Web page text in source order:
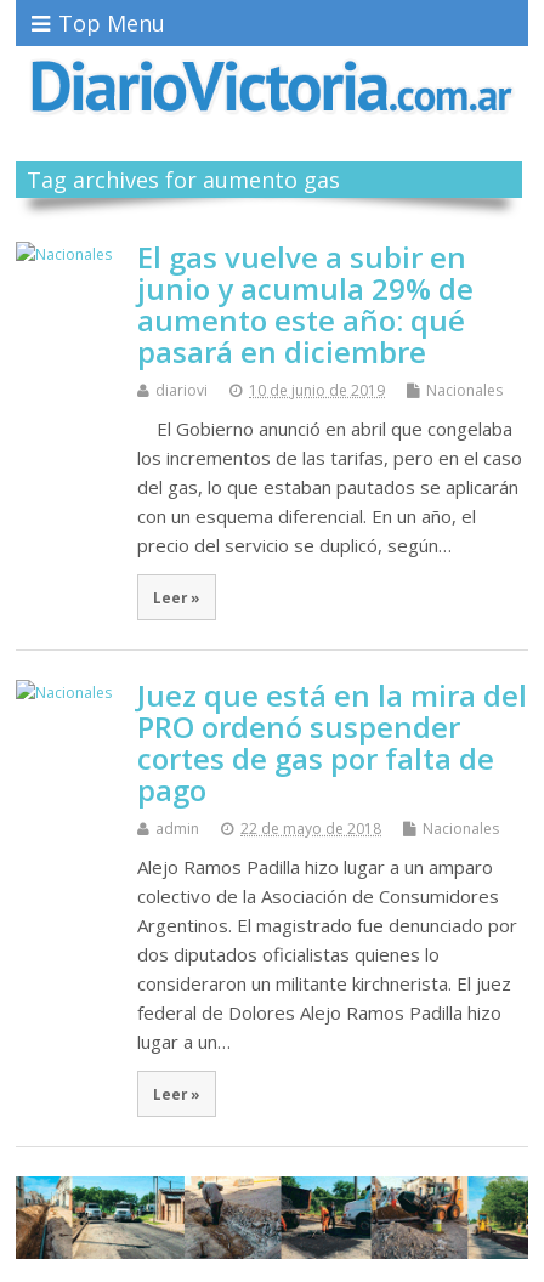
Top Menu
Tag archives for aumento gas
El gas vuelve a subir en
junio y acumula 29% de
aumento este año: qué
pasará en diciembre
diariovi 10 de junio de 2019 Nacionales
El Gobierno anunció en abril que congelaba
los incrementos de las tarifas, pero en el caso
del gas, lo que estaban pautados se aplicarán
con un esquema diferencial. En un año, el
precio del servicio se duplicó, según…
Leer »
Juez que está en la mira del
PRO ordenó suspender
cortes de gas por falta de
pago
admin 22 de mayo de 2018 Nacionales
Alejo Ramos Padilla hizo lugar a un amparo
colectivo de la Asociación de Consumidores
Argentinos. El magistrado fue denunciado por
dos diputados oficialistas quienes lo
consideraron un militante kirchnerista. El juez
federal de Dolores Alejo Ramos Padilla hizo
lugar a un…
Leer »